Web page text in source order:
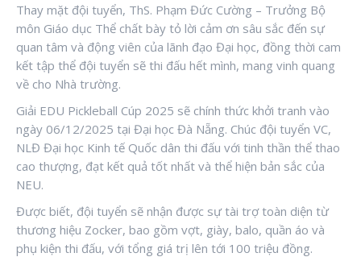
Thay mặt đội tuyển, ThS. Phạm Đức Cường – Trưởng Bộ
môn Giáo dục Thể chất bày tỏ lời cảm ơn sâu sắc đến sự
quan tâm và động viên của lãnh đạo Đại học, đồng thời cam
kết tập thể đội tuyển sẽ thi đấu hết mình, mang vinh quang
về cho Nhà trường.
Giải EDU Pickleball Cúp 2025 sẽ chính thức khởi tranh vào
ngày 06/12/2025 tại Đại học Đà Nẵng. Chúc đội tuyển VC,
NLĐ Đại học Kinh tế Quốc dân thi đấu với tinh thần thể thao
cao thượng, đạt kết quả tốt nhất và thể hiện bản sắc của
NEU.
Được biết, đội tuyển sẽ nhận được sự tài trợ toàn diện từ
thương hiệu Zocker, bao gồm vợt, giày, balo, quần áo và
phụ kiện thi đấu, với tổng giá trị lên tới 100 triệu đồng.